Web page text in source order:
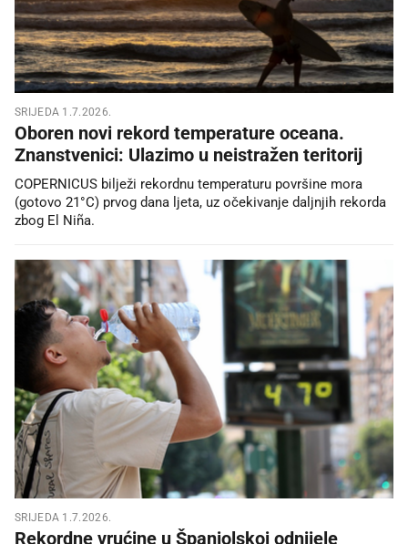
SRIJEDA 1.7.2026.
Oboren novi rekord temperature oceana.
Znanstvenici: Ulazimo u neistražen teritorij
COPERNICUS bilježi rekordnu temperaturu površine mora
(gotovo 21°C) prvog dana ljeta, uz očekivanje daljnjih rekorda
zbog El Niña.
SRIJEDA 1.7.2026.
Rekordne vrućine u Španjolskoj odnijele